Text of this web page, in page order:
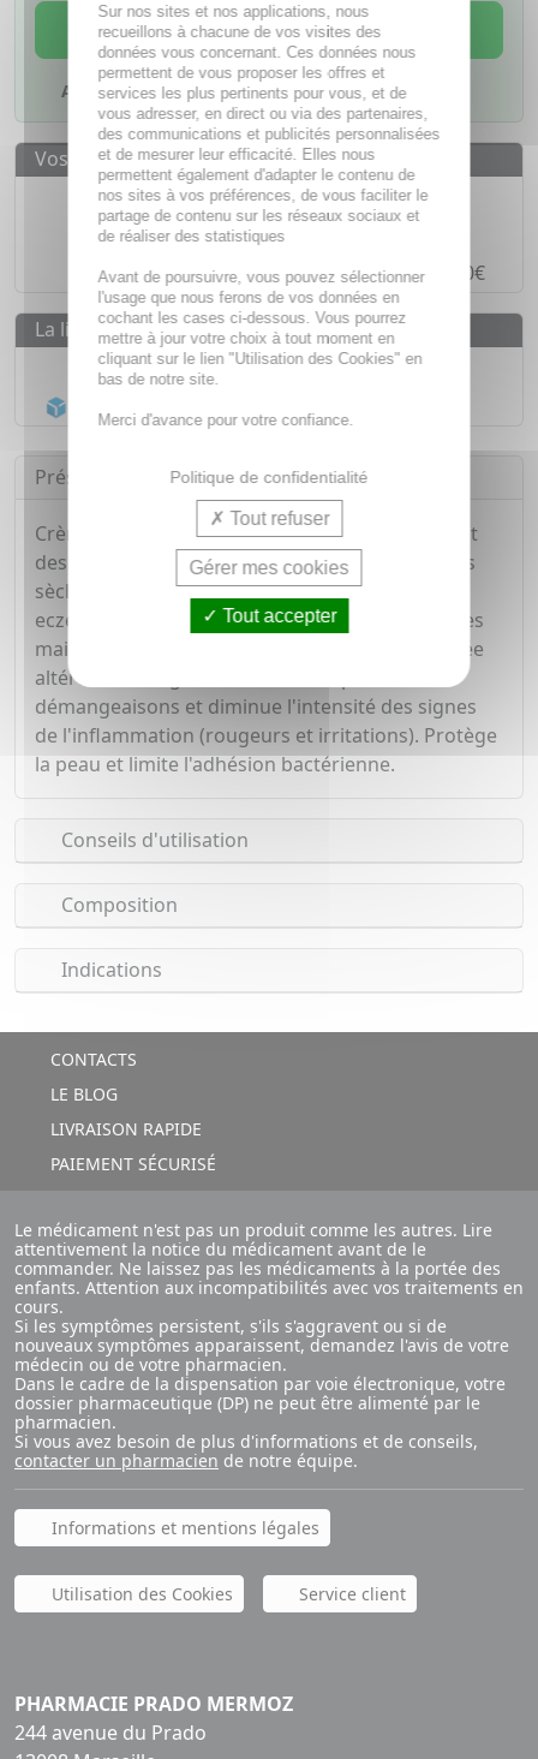
AJOUTER AU PANIER
Ajouter à mes favoris
Vos avantages
Des prix IMBATTABLES
Paiement en ligneSÉCURISÉ
Paiement en4 fois sans fraisà partir de 30€
La livraison
Livraison gratuite dès55€
Présentation
Crème spécialement élaborée pour le traitement
des eczémas. Elle apaise et répare les peaux très
sèches à tendance atopique. Traitement des
eczémas atopiques, de contact et chroniques des
mains. Dexyane Med restaure la barrière cutanée
altérée et corrige la sécheresse. Apaise les
démangeaisons et diminue l'intensité des signes
de l'inflammation (rougeurs et irritations). Protège
la peau et limite l'adhésion bactérienne.
Conseils d'utilisation
Composition
Indications
CONTACTS
LE BLOG
LIVRAISON RAPIDE
PAIEMENT SÉCURISÉ
Le médicament n'est pas un produit comme les autres. Lire
attentivement la notice du médicament avant de le
commander. Ne laissez pas les médicaments à la portée des
enfants. Attention aux incompatibilités avec vos traitements en
cours.
Si les symptômes persistent, s'ils s'aggravent ou si de
nouveaux symptômes apparaissent, demandez l'avis de votre
médecin ou de votre pharmacien.
Dans le cadre de la dispensation par voie électronique, votre
dossier pharmaceutique (DP) ne peut être alimenté par le
pharmacien.
Si vous avez besoin de plus d'informations et de conseils,
contacter un pharmacien de notre équipe.
Informations et mentions légales
Utilisation des Cookies Service client
PHARMACIE PRADO MERMOZ
244 avenue du Prado
Sur nos sites et nos applications, nous
recueillons à chacune de vos visites des
données vous concernant. Ces données nous
permettent de vous proposer les offres et
services les plus pertinents pour vous, et de
vous adresser, en direct ou via des partenaires,
des communications et publicités personnalisées
et de mesurer leur efficacité. Elles nous
permettent également d'adapter le contenu de
nos sites à vos préférences, de vous faciliter le
partage de contenu sur les réseaux sociaux et
de réaliser des statistiques
Avant de poursuivre, vous pouvez sélectionner
l'usage que nous ferons de vos données en
cochant les cases ci-dessous. Vous pourrez
mettre à jour votre choix à tout moment en
cliquant sur le lien "Utilisation des Cookies" en
bas de notre site.
Merci d'avance pour votre confiance.
Politique de confidentialité
Tout refuser
Gérer mes cookies
Tout accepter